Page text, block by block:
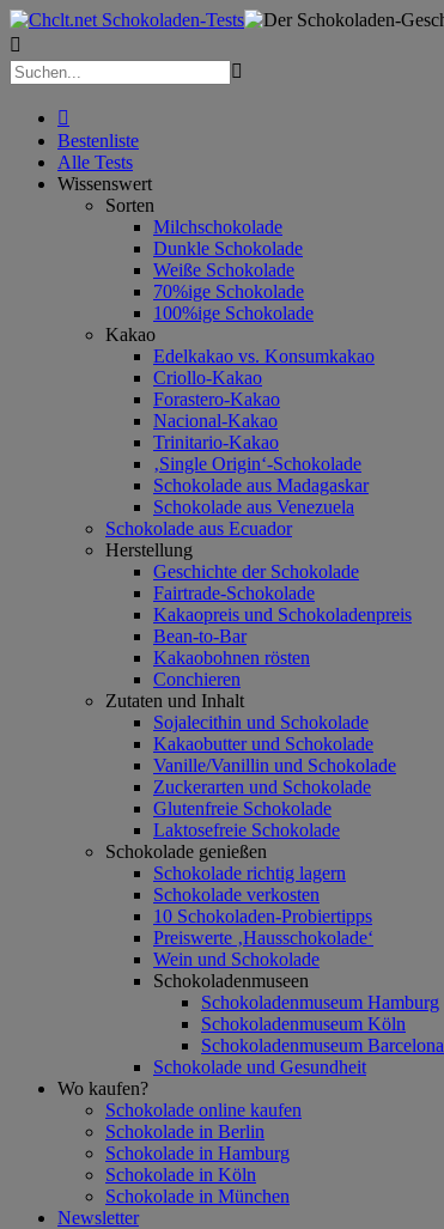



Bestenliste
Alle Tests
Wissenswert
Sorten
Milchschokolade
Dunkle Schokolade
Weiße Schokolade
70%ige Schokolade
100%ige Schokolade
Kakao
Edelkakao vs. Konsumkakao
Criollo-Kakao
Forastero-Kakao
Nacional-Kakao
Trinitario-Kakao
‚Single Origin‘-Schokolade
Schokolade aus Madagaskar
Schokolade aus Venezuela
Schokolade aus Ecuador
Herstellung
Geschichte der Schokolade
Fairtrade-Schokolade
Kakaopreis und Schokoladenpreis
Bean-to-Bar
Kakaobohnen rösten
Conchieren
Zutaten und Inhalt
Sojalecithin und Schokolade
Kakaobutter und Schokolade
Vanille/Vanillin und Schokolade
Zuckerarten und Schokolade
Glutenfreie Schokolade
Laktosefreie Schokolade
Schokolade genießen
Schokolade richtig lagern
Schokolade verkosten
10 Schokoladen-Probiertipps
Preiswerte ‚Hausschokolade‘
Wein und Schokolade
Schokoladenmuseen
Schokoladenmuseum Hamburg
Schokoladenmuseum Köln
Schokoladenmuseum Barcelona
Schokolade und Gesundheit
Wo kaufen?
Schokolade online kaufen
Schokolade in Berlin
Schokolade in Hamburg
Schokolade in Köln
Schokolade in München
Newsletter